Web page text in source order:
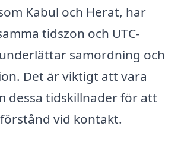
Kabul och Herat, har
tidszon och UTC-
samordning och
Det är viktigt att vara
dessa tidskillnader för att
vid kontakt.